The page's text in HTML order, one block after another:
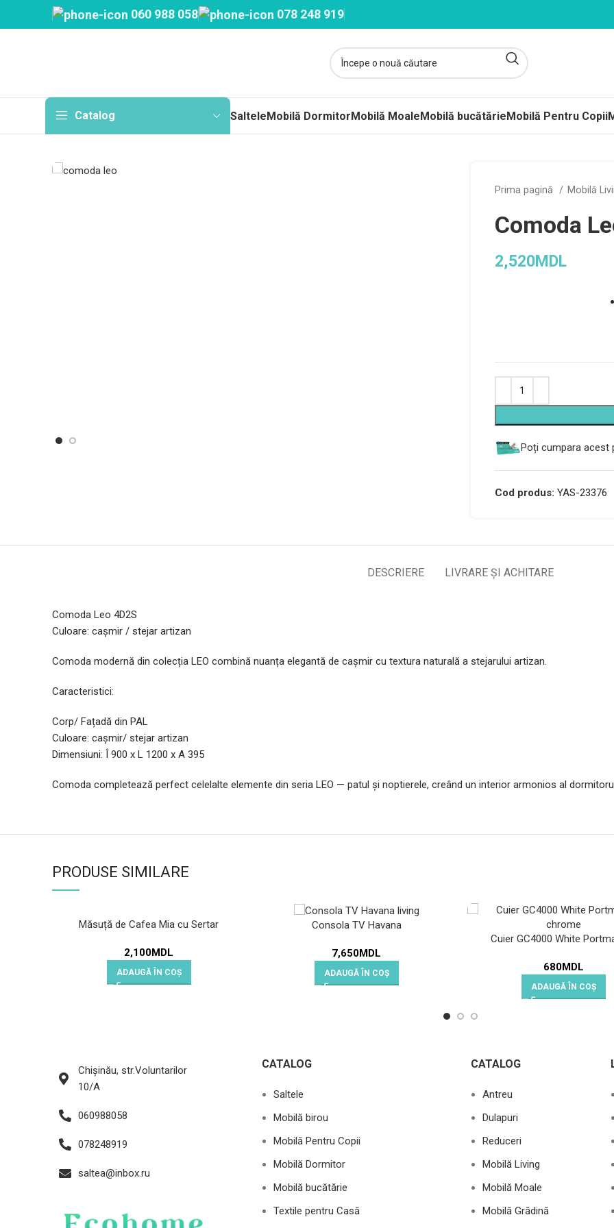
060 988 058 078 248 919
Catalog SalteleMobilă DormitorMobilă MoaleMobilă bucătărieMobilă Pentru Copii
Prima pagină Mobilă
Comoda
2,520MDL
Alternative:
Poți cumpara acest
Cod produs: YAS-23376
DESCRIERE LIVRARE ȘI ACHITARE
Comoda Leo 4D2S
Culoare: cașmir / stejar artizan
Comoda modernă din colecția LEO combină nuanța elegantă de cașmir cu textura naturală a stejarului artizan.
Caracteristici:
Corp/ Fațadă din PAL
Culoare: cașmir/ stejar artizan
Dimensiuni: Î 900 x L 1200 x A 395
Comoda completează perfect celelalte elemente din seria LEO — patul și noptierele, creând un interior armonios al
PRODUSE SIMILARE
Măsuță de Cafea Mia cu Sertar
2,100MDL
ADAUGĂ ÎN COȘ
Consola TV Havana
7,650MDL
ADAUGĂ ÎN COȘ
Cuier GC4000 White
680MDL
ADAUGĂ ÎN COȘ
Chișinău, str.Voluntarilor
10/A
060988058
078248919
saltea@inbox.ru
CATALOG
Saltele
Mobilă birou
Mobilă Pentru Copii
Mobilă Dormitor
Mobilă bucătărie
Textile pentru Casă
CATALOG
Antreu
Dulapuri
Reduceri
Mobilă Living
Mobilă Moale
Mobilă Grădină